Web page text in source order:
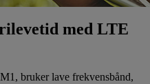
med LTE
bruker lave frekvensbånd,